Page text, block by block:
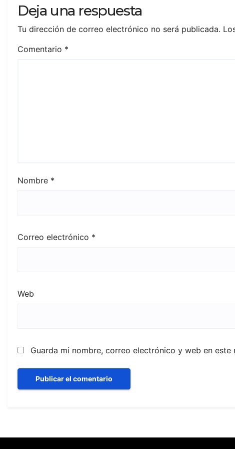
Deja una respuesta
Tu dirección de correo electrónico no será publicada.
Comentario *
Nombre *
Correo electrónico *
Web
Guarda mi nombre, correo electrónico y web en